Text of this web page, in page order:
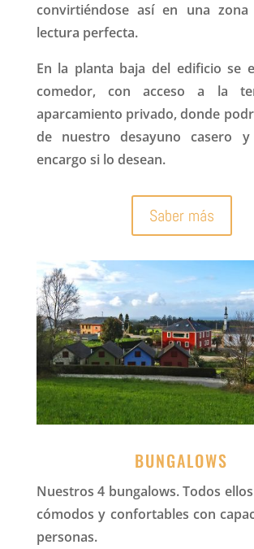
convirtiéndose así en una
lectura perfecta.
En la planta baja del edificio se
comedor, con acceso a la
aparcamiento privado, donde
de nuestro desayuno casero
encargo si lo desean.
Saber más
BUNGALOWS
Nuestros 4 bungalows. Todos
cómodos y confortables con
personas.